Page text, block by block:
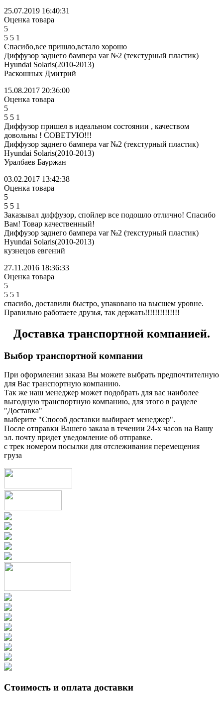
25.07.2019 16:40:31
Оценка товара
5
5 5 1
Спасибо,все пришло,встало хорошо
Диффузор заднего бампера var №2 (текстурный пластик)
Hyundai Solaris(2010-2013)
Раскошных Дмитрий
15.08.2017 20:36:00
Оценка товара
5
5 5 1
Диффузор пришел в идеальном состоянии , качеством
довольны ! СОВЕТУЮ!!!
Диффузор заднего бампера var №2 (текстурный пластик)
Hyundai Solaris(2010-2013)
Уралбаев Бауржан
03.02.2017 13:42:38
Оценка товара
5
5 5 1
Заказывал диффузор, спойлер все подошло отлично! Спасибо
Вам! Товар качественный!
Диффузор заднего бампера var №2 (текстурный пластик)
Hyundai Solaris(2010-2013)
кузнецов евгений
27.11.2016 18:36:33
Оценка товара
5
5 5 1
спасибо, доставили быстро, упаковано на высшем уровне.
Правильно работаете друзья, так держать!!!!!!!!!!!!!!
Доставка транспортной компанией.
Выбор транспортной компании
При оформлении заказа Вы можете выбрать предпочтителную
для Вас транспортную компанию.
Так же наш менеджер может подобрать для вас наиболее
выгодную транспортную компанию, для этого в разделе
"Доставка"
выберите "Способ доставки выбирает менеджер".
После отправки Вашего заказа в течении 24-х часов на Вашу
эл. почту придет уведомление об отправке.
с трек номером посылки для отслеживания перемещения
груза
Стоимость и оплата доставки